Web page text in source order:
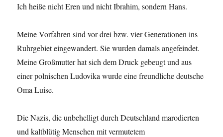
Ich heiße nicht Eren und nicht Ibrahim, sondern Hans.
Meine Vorfahren sind vor drei bzw. vier Generationen ins
Ruhrgebiet eingewandert. Sie wurden damals angefeindet.
Meine Großmutter hat sich dem Druck gebeugt und aus
einer polnischen Ludovika wurde eine freundliche deutsche
Oma Luise.
Die Nazis, die unbehelligt durch Deutschland marodierten
und kaltblütig Menschen mit vermutetem